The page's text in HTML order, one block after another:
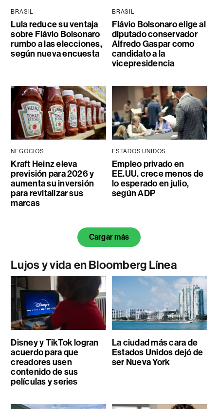
BRASIL
Lula reduce su ventaja
sobre Flávio Bolsonaro
rumbo a las elecciones,
según nueva encuesta
BRASIL
Flávio Bolsonaro elige al
diputado conservador
Alfredo Gaspar como
candidato a la
vicepresidencia
NEGOCIOS
Kraft Heinz eleva
previsión para 2026 y
aumenta su inversión
para revitalizar sus
marcas
ESTADOS UNIDOS
Empleo privado en
EE.UU. crece menos de
lo esperado en julio,
según ADP
Cargar más
Lujos y vida en Bloomberg Línea
Disney y TikTok logran
acuerdo para que
creadores usen
contenido de sus
películas y series
La ciudad más cara de
Estados Unidos dejó de
ser Nueva York